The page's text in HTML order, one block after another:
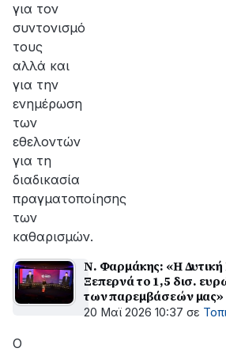
για τον
συντονισμό
τους
αλλά και
για την
ενημέρωση
των
εθελοντών
για τη
διαδικασία
πραγματοποίησης
των
καθαρισμών.
Ν. Φαρμάκης: «Η Δυτική
Ξεπερνά το 1,5 δισ. ευρώ το
των παρεμβάσεών μας»
20 Μαϊ 2026 10:37 σε
Ο